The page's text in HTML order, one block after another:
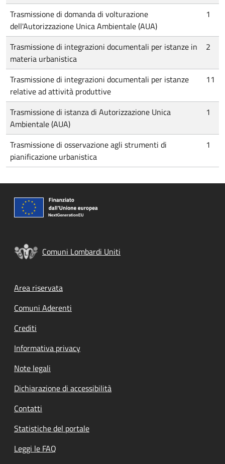
Trasmissione di domanda di volturazione
dell'Autorizzazione Unica Ambientale (AUA)
1
Trasmissione di integrazioni documentali per istanze in
materia urbanistica
2
Trasmissione di integrazioni documentali per istanze
relative ad attività produttive
11
Trasmissione di istanza di Autorizzazione Unica
Ambientale (AUA)
1
Trasmissione di osservazione agli strumenti di
pianificazione urbanistica
1
Comuni Lombardi Uniti
Footer menu
Area riservata
Comuni Aderenti
Crediti
Informativa privacy
Note legali
Dichiarazione di accessibilità
Contatti
Statistiche del portale
Leggi le FAQ